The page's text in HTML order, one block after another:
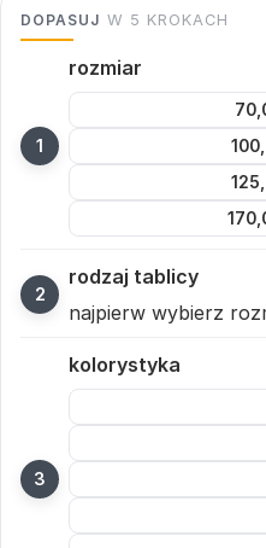
DOPASUJ W 5 KROKACH
rozmiar
rodzaj tablicy
najpierw wybierz
kolorystyka